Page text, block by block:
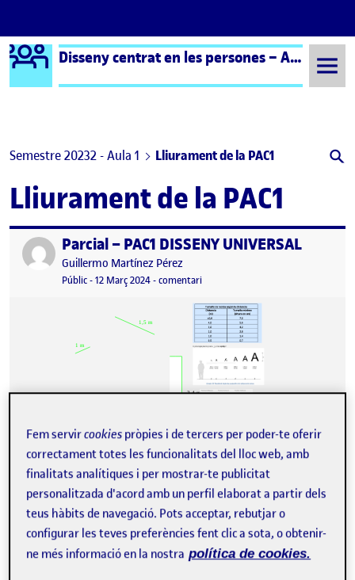
Saltar al contingut
Logo Ágora Disseny centrat en les persones – Aula 1
Semestre 20232 - Aula 1 Lliurament de la PAC1
Lliurament de la PAC1
Publicat perParcial – PAC1 DISSENY UNIVERSAL
Publicat per
Guillermo Martínez Pérez
Visibilitat:
Públic-Data de publicació
12 Març 2024-comentariel Parcial – PAC1 DISSENY
He escollit una parada d’autobús, propera a casa, amb seients,
panells publicitaris, plànol, cartelleria, plataforma de bus. És una
parada molt concurrida…
Fem servircookies pròpies i de tercers per poder-te oferir
correctament totes les funcionalitats del lloc web, amb
finalitats analítiques i per mostrar-te publicitat
personalitzada d'acord amb un perfil elaborat a partir dels
teus hàbits de navegació. Pots acceptar, rebutjar o
configurar les teves preferències fent clic a sota, o obtenir-
ne més informació en la nostra política de cookies.